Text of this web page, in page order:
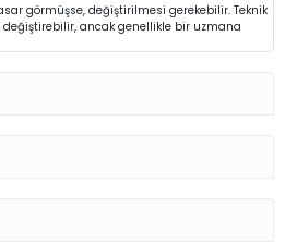
görmüşse, değiştirilmesi gerekebilir. Teknik
ancak genellikle bir uzmana